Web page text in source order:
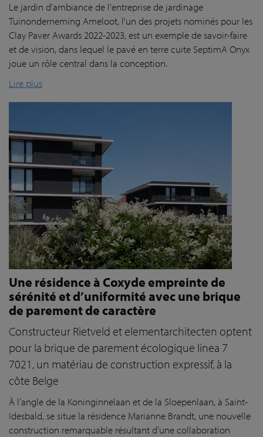
Le jardin d’ambiance de l'entreprise de jardinage
Tuinonderneming Ameloot, l'un des projets nominés pour les
Clay Paver Awards 2022-2023, est un exemple de savoir-faire
et de vision, dans lequel le pavé en terre cuite SeptimA Onyx
joue un rôle central dans la conception.
Lire plus
Une résidence à Coxyde empreinte de
sérénité et d’uniformité avec une brique
de parement de caractère
Constructeur Rietveld et elementarchitecten optent
pour la brique de parement écologique linea 7
7021, un matériau de construction expressif, à la
côte Belge
À l’angle de la Koninginnelaan et de la Sloepenlaan, à Saint-
Idesbald, se situe la résidence Marianne Brandt, une nouvelle
construction remarquable résultant d’une collaboration